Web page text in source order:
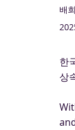
배
한
상